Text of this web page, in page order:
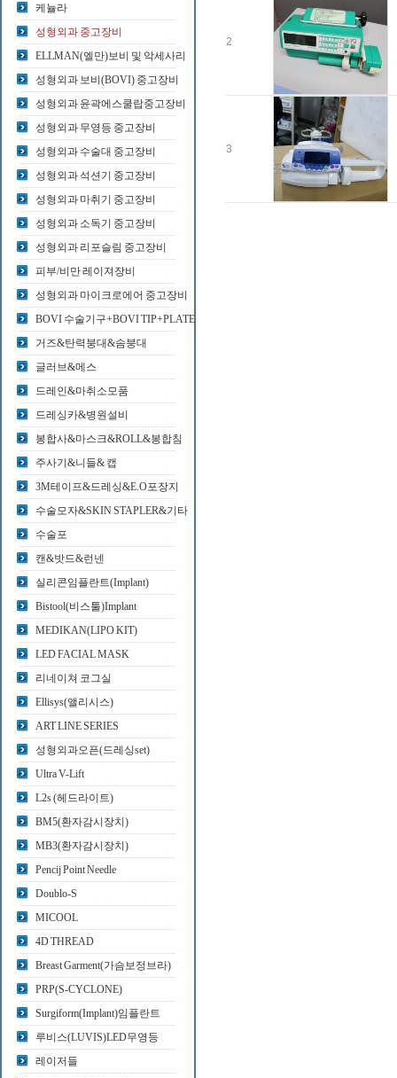
케뉼라
성형외과 중고장비
ELLMAN(엘만)보비 및 악세사리
성형외과 보비(BOVI) 중고장비
성형외과 윤곽에스쿨랍중고장비
성형외과 무영등 중고장비
성형외과 수술대 중고장비
성형외과 석션기 중고장비
성형외과 마취기 중고장비
성형외과 소독기 중고장비
성형외과 리포슬림 중고장비
피부/비만 레이져장비
성형외과 마이크로에어 중고장비
BOVI 수술기구+BOVI TIP+PLATE
거즈&탄력붕대&솜붕대
글러브&메스
드레인&마취소모품
드레싱카&병원설비
봉합사&마스크&ROLL&봉합침
주사기&니들& 캡
3M테이프&드레싱&E.O포장지
수술모자&SKIN STAPLER&기타
수술포
캔&밧드&런넨
실리콘임플란트(Implant)
Bistool(비스툴)Implant
MEDIKAN(LIPO KIT)
LED FACIAL MASK
리네이쳐 코그실
Ellisys(앨리시스)
ART LINE SERIES
성형외과오픈(드레싱set)
Ultra V-Lift
L2s (헤드라이트)
BM5(환자감시장치)
MB3(환자감시장치)
Pencij Point Needle
Doublo-S
MICOOL
4D THREAD
Breast Garment(가슴보정브라)
PRP(S-CYCLONE)
Surgiform(Implant)임플란트
루비스(LUVIS)LED무영등
레이저들
2
3